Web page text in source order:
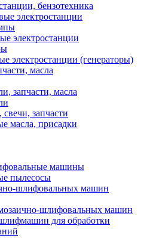
бензотехника
электростанции
электростанции
электростанции (генераторы)
масла
запчасти, масла
запчасти
масла, присадки
машины
пылесосы
шлифовальных машин
шлифовальных машин
для обработки